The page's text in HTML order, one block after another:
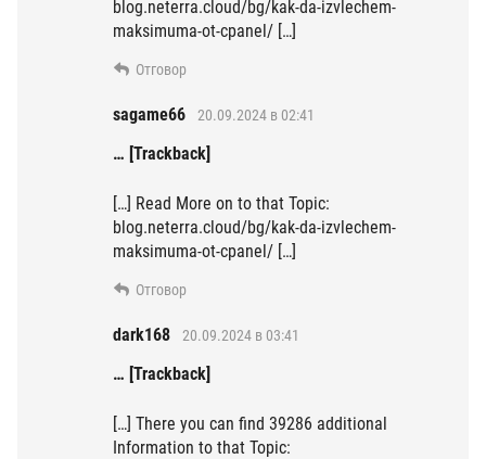
blog.neterra.cloud/bg/kak-da-izvlechem-
maksimuma-ot-cpanel/ […]
Отговор
sagame66 20.09.2024 в 02:41
… [Trackback]
[…] Read More on to that Topic:
blog.neterra.cloud/bg/kak-da-izvlechem-
maksimuma-ot-cpanel/ […]
Отговор
dark168 20.09.2024 в 03:41
… [Trackback]
[…] There you can find 39286 additional
Information to that Topic: